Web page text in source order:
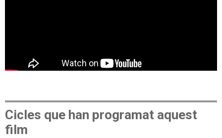
Cicles que han programat aquest
film